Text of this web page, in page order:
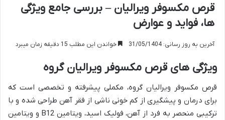
قرص مکسوفر ویرالیان – بررسی جامع ویژگی
ها، فواید و عوارض
آخرین به روز رسانی: 31/05/1404 خواندن این مطلب 15 دقیقه زمان میبرد
ویژگی های قرص مکسوفر ویرالیان گروه
قرص مکسوفر ویرالیان گروه، مکملی پیشرفته و تخصصی است که
برای درمان و پیشگیری از کم خونی ناشی از فقر آهن طراحی شده و با
ترکیبی منحصر به فرد از آهن، فولیک اسید، ویتامین B12 و ویتامین